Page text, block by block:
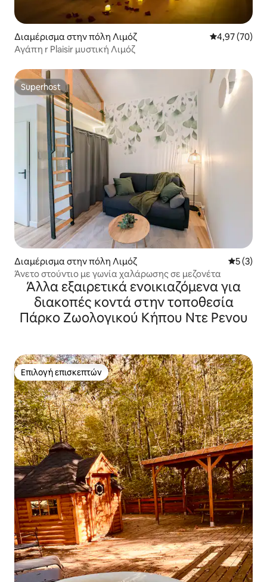
Διαμέρισμα στην πόλη Λιμόζ Μέση
4,97 (70)
Αγάπη r Plaisir μυστική Λιμόζ
Superhost
Superhost
Διαμέρισμα στην πόλη Λιμόζ Μέση
5 (3)
Άνετο στούντιο με γωνία χαλάρωσης σε μεζονέτα
Άλλα εξαιρετικά ενοικιαζόμενα για
διακοπές κοντά στην τοποθεσία
Πάρκο Ζωολογικού Κήπου Ντε Ρενου
Επιλογή επισκεπτών
Επιλογή επισκεπτών